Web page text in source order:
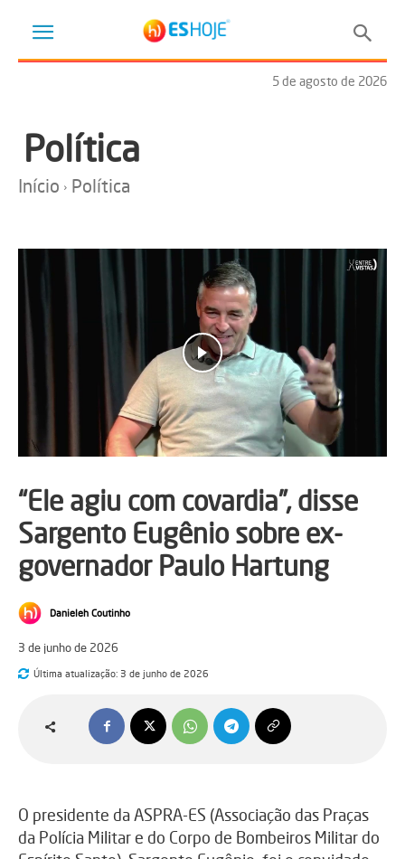
5 de agosto de 2026
Política
Início Política
“Ele agiu com covardia”, disse
Sargento Eugênio sobre ex-
governador Paulo Hartung
Danieleh Coutinho
3 de junho de 2026
Última atualização: 3 de junho de 2026
O presidente da ASPRA-ES (Associação das Praças
da Polícia Militar e do Corpo de Bombeiros Militar do